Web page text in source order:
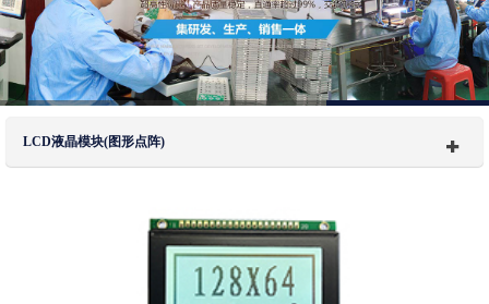
LCD液晶模块(图形点阵)